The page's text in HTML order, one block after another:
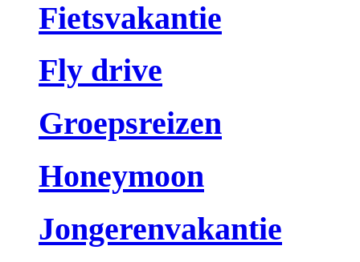
Fietsvakantie
Fly drive
Groepsreizen
Honeymoon
Jongerenvakantie